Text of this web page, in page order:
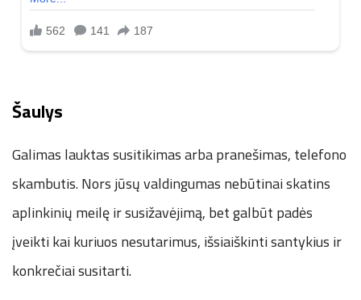
Šaulys
Galimas lauktas susitikimas arba pranešimas, telefono
skambutis. Nors jūsų valdingumas nebūtinai skatins
aplinkinių meilę ir susižavėjimą, bet galbūt padės
įveikti kai kuriuos nesutarimus, išsiaiškinti santykius ir
konkrečiai susitarti.